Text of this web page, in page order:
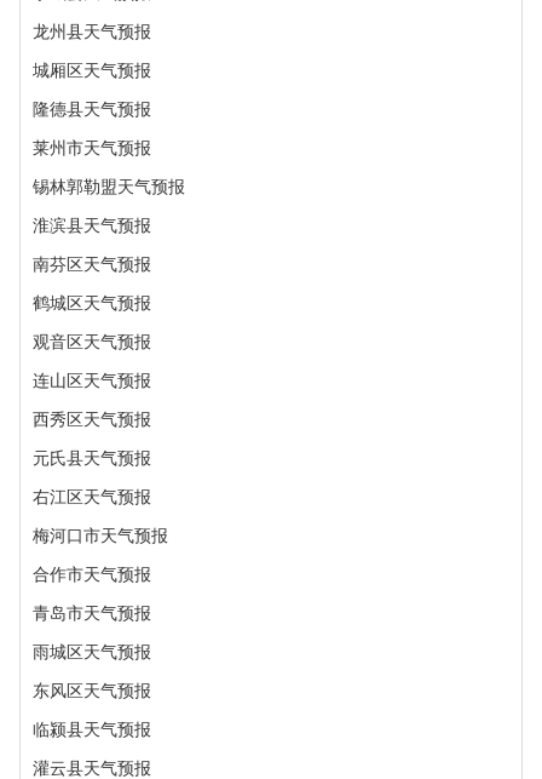
龙州县天气预报
城厢区天气预报
隆德县天气预报
莱州市天气预报
锡林郭勒盟天气预报
淮滨县天气预报
南芬区天气预报
鹤城区天气预报
观音区天气预报
连山区天气预报
西秀区天气预报
元氏县天气预报
右江区天气预报
梅河口市天气预报
合作市天气预报
青岛市天气预报
雨城区天气预报
东风区天气预报
临颍县天气预报
灌云县天气预报